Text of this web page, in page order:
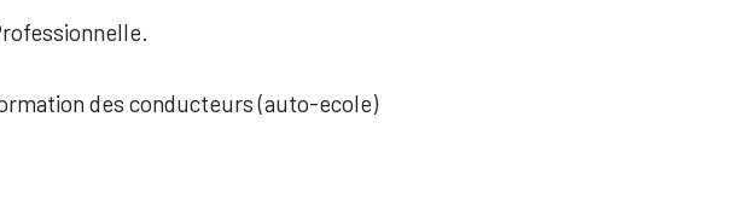
des conducteurs (auto-ecole)